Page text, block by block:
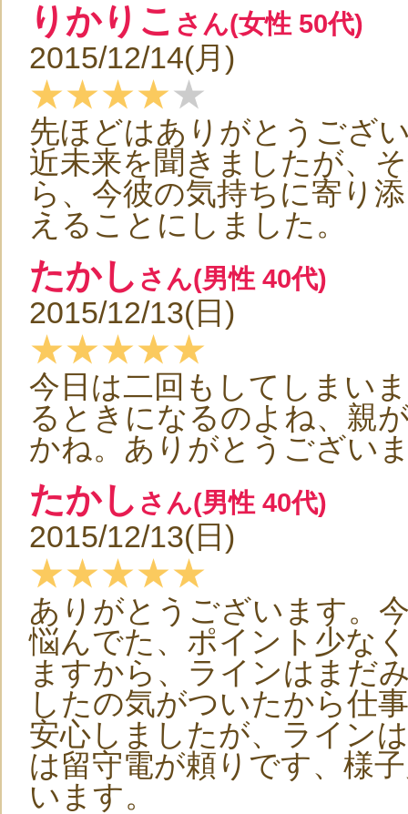
りかりこ さん(女性 50代)
2015/12/14(月)
★★★★★
先ほどはありがとうござ
近未来を聞きましたが、
ら、今彼の気持ちに寄り
えることにしました。
たかし さん(男性 40代)
2015/12/13(日)
★★★★★
今日は二回もしてしまい
るときになるのよね、親
かね。ありがとうござい
たかし さん(男性 40代)
2015/12/13(日)
★★★★★
ありがとうございます。
悩んでた、ポイント少な
ますから、ラインはまだ
したの気がついたから仕
安心しましたが、ライン
は留守電が頼りです、様
います。